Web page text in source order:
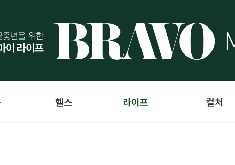
헬스 라이프 컬처